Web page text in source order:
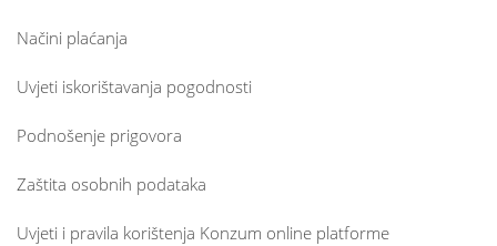
Načini plaćanja
Uvjeti iskorištavanja pogodnosti
Podnošenje prigovora
Zaštita osobnih podataka
Uvjeti i pravila korištenja Konzum online platforme